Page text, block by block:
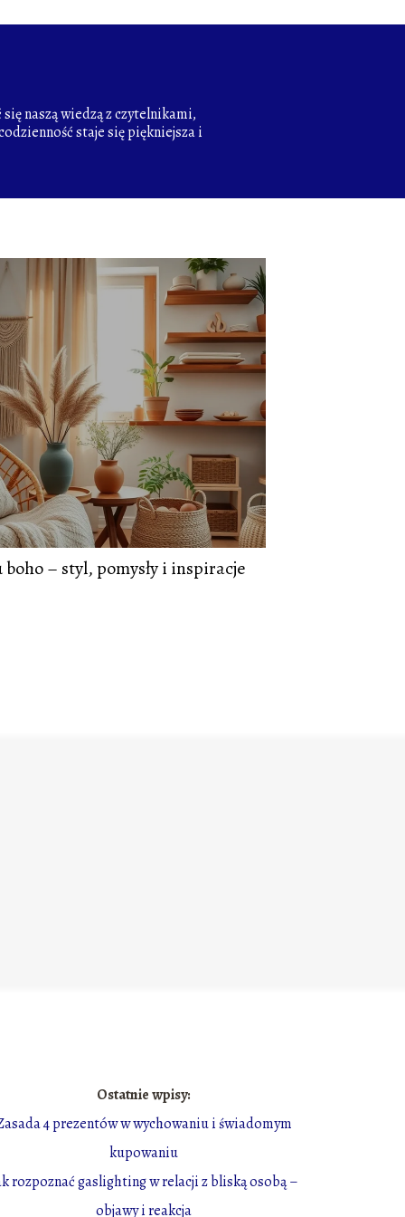
naszą wiedzą z czytelnikami,
staje się piękniejsza i
– styl, pomysły i inspiracje
Ostatnie wpisy:
4 prezentów w wychowaniu i świadomym
kupowaniu
rozpoznać gaslighting w relacji z bliską osobą –
objawy i reakcja